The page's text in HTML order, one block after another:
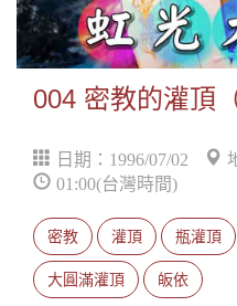
004 密教的灌頂
日期：1996/07/02
01:00(台灣時間)
密教 灌頂 瓶灌頂
大圓滿灌頂 皈依